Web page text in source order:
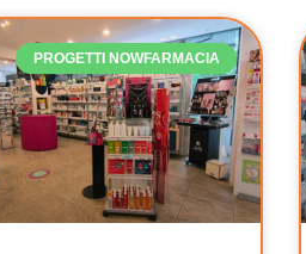
PROGETTI NOWFARMACIA